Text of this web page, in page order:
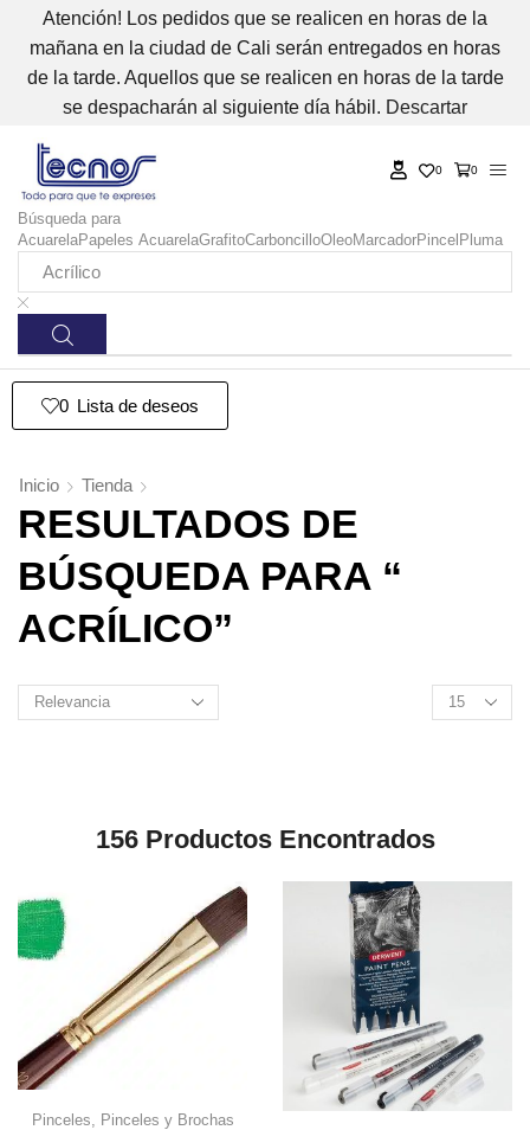
Atención! Los pedidos que se realicen en horas de la
mañana en la ciudad de Cali serán entregados en horas
de la tarde. Aquellos que se realicen en horas de la tarde
se despacharán al siguiente día hábil. Descartar
Búsqueda para
AcuarelaPapeles AcuarelaGrafitoCarboncilloOleoMarcadorPincel Pluma
0 0
0 Lista de deseos
Inicio Tienda
RESULTADOS DE
BÚSQUEDA PARA “
ACRÍLICO”
156 Productos Encontrados
Pinceles Pinceles y Brochas